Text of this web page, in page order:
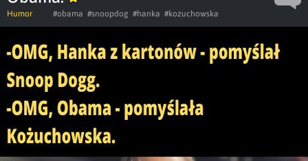
Humor #obama #snoopdog #hanka #kozuchowska